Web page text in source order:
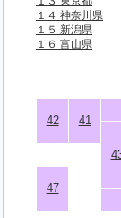
１４ 神奈川県
１５ 新潟県
１６ 富山県
42 41
47